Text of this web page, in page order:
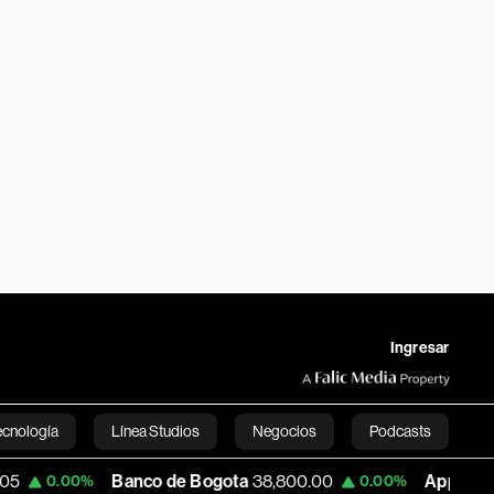
Ingresar
Línea Studios Negocios Podcasts
English
Banco de Bogota 38,800.00 0.00% Apple 309.25